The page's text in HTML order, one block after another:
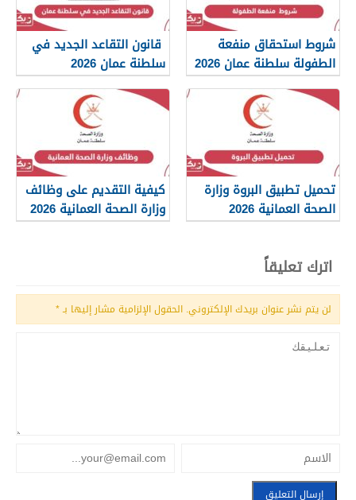
شروط استحقاق منفعة
الطفولة سلطنة عمان 2026
قانون التقاعد الجديد في
سلطنة عمان 2026
تحميل تطبيق البروة وزارة
الصحة العمانية 2026
كيفية التقديم على وظائف
وزارة الصحة العمانية 2026
اترك تعليقاً
لن يتم نشر عنوان بريدك الإلكتروني. الحقول الإلزامية مشار إليها بـ*